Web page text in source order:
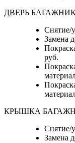
ДВЕРЬ
Снятие/
Замена
руб.
КРЫШКА
Снятие/
Замена